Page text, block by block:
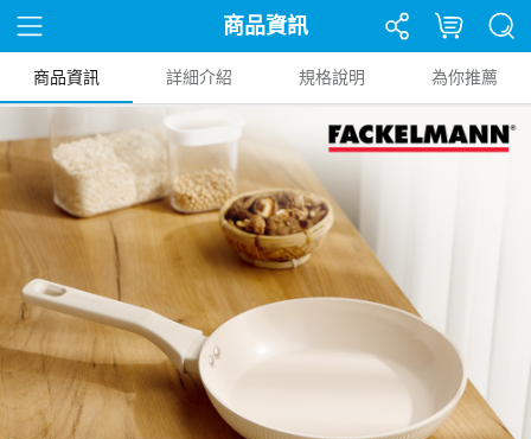
商品資訊
商品資訊 詳細介紹 規格說明 為你推薦